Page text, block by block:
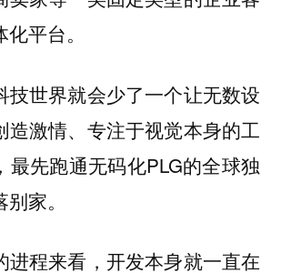
平台。
技世界就会少了一个让无数设
造激情、专注于视觉本身的工
最先跑通无码化PLG的全球独
家。
进程来看，开发本身就一直在